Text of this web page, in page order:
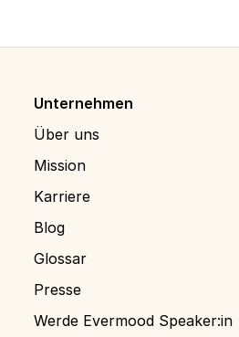
Unternehmen
Über uns
Mission
Karriere
Blog
Glossar
Presse
Werde Evermood Speaker:in